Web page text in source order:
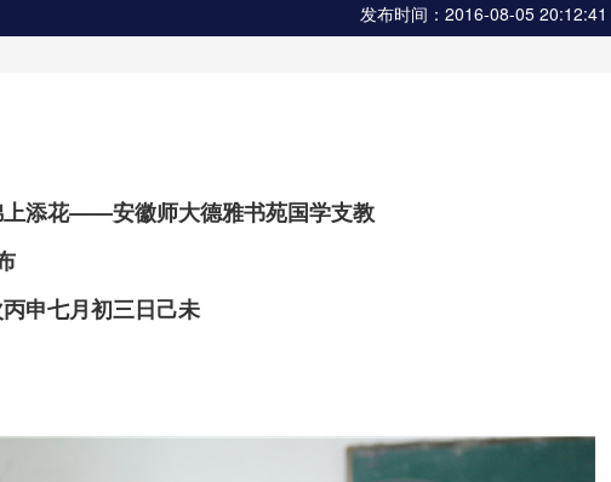
发布时间：2016-08-05 20:12:41
上添花——安徽师大德雅书苑国学支教
申七月初三日己未